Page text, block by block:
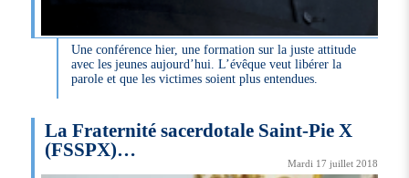
Une conférence hier, une formation sur la juste attitude
avec les jeunes aujourd’hui. L’évêque veut libérer la
parole et que les victimes soient plus entendues.
La Fraternité sacerdotale Saint-Pie X
(FSSPX)…
Mardi 17 juillet 2018